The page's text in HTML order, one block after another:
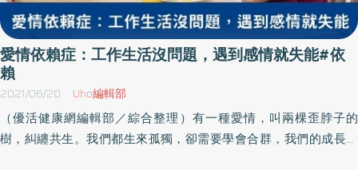
愛情依賴症：工作生活沒問題，遇到感情就失能#依
賴
2021/06/20 Uho編輯部
（優活健康網編輯部／綜合整理）有一種愛情，叫兩棵歪脖子的
樹，糾纏共生。我們都生來孤獨，卻需要學會合群，我們的成長都